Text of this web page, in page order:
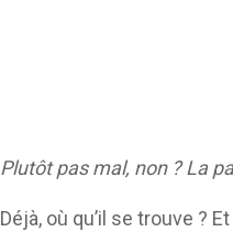
Plutôt pas mal, non ? La
Déjà, où qu’il se trouve ?